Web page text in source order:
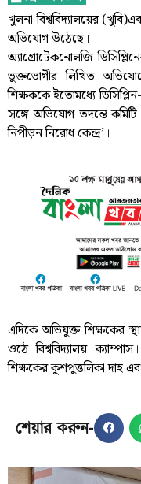
খুলনা বিশ্ববিদ্যালয়ের
অভিযোগ উঠেছে।
অ্যাগ্রোটেকনোলজি
ভুক্তভোগীর লিখিত
শিক্ষককে ইতোমধ্যে
সঙ্গে অভিযোগ তদন্তে
নিপীড়ন নিরোধ কেন্দ্র’।
এদিকে অভিযুক্ত শিক্ষকের
ওঠে বিশ্ববিদ্যালয়
শিক্ষকের কুশপুত্তলিকা দাহ
শেয়ার করুন-